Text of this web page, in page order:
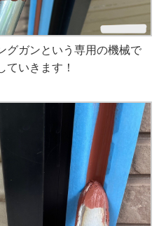
グガンという専用の機械で
ていきます！